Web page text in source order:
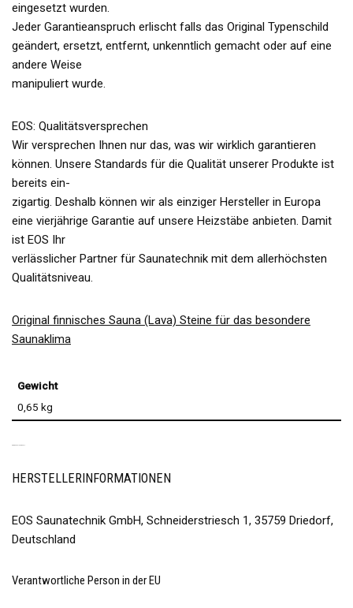
eingesetzt wurden.
Jeder Garantieanspruch erlischt falls das Original Typenschild
geändert, ersetzt, entfernt, unkenntlich gemacht oder auf eine
andere Weise
manipuliert wurde.
EOS: Qualitätsversprechen
Wir versprechen Ihnen nur das, was wir wirklich garantieren
können. Unsere Standards für die Qualität unserer Produkte ist
bereits ein-
zigartig. Deshalb können wir als einziger Hersteller in Europa
eine vierjährige Garantie auf unsere Heizstäbe anbieten. Damit
ist EOS Ihr
verlässlicher Partner für Saunatechnik mit dem allerhöchsten
Qualitätsniveau.
Original finnisches Sauna (Lava) Steine für das besondere
Saunaklima
Gewicht
0,65 kg
HERSTELLERINFORMATIONEN
EOS Saunatechnik GmbH, Schneiderstriesch 1, 35759 Driedorf,
Deutschland
Verantwortliche Person in der EU